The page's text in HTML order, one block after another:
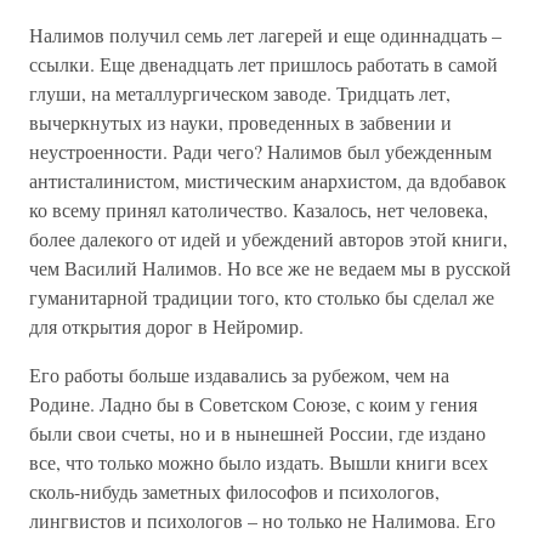
Налимов получил семь лет лагерей и еще одиннадцать –
ссылки. Еще двенадцать лет пришлось работать в самой
глуши, на металлургическом заводе. Тридцать лет,
вычеркнутых из науки, проведенных в забвении и
неустроенности. Ради чего? Налимов был убежденным
антисталинистом, мистическим анархистом, да вдобавок
ко всему принял католичество. Казалось, нет человека,
более далекого от идей и убеждений авторов этой книги,
чем Василий Налимов. Но все же не ведаем мы в русской
гуманитарной традиции того, кто столько бы сделал же
для открытия дорог в Нейромир.
Его работы больше издавались за рубежом, чем на
Родине. Ладно бы в Советском Союзе, с коим у гения
были свои счеты, но и в нынешней России, где издано
все, что только можно было издать. Вышли книги всех
сколь-нибудь заметных философов и психологов,
лингвистов и психологов – но только не Налимова. Его